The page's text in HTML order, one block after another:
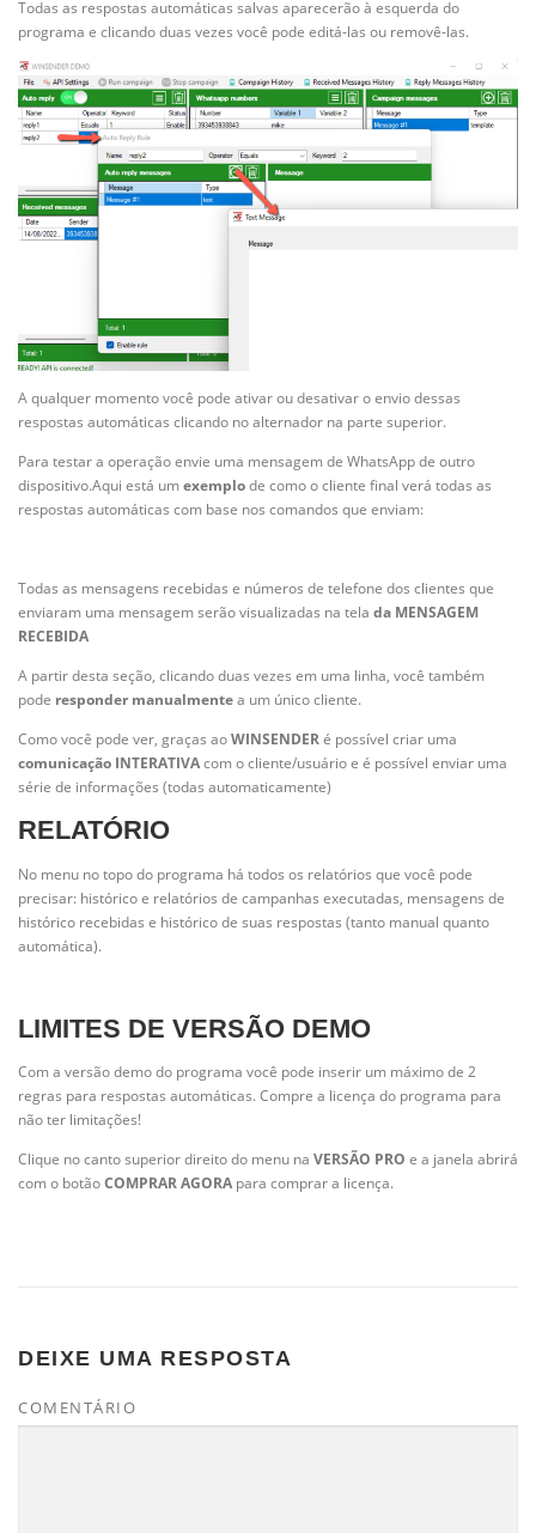
Todas as respostas automáticas salvas aparecerão à esquerda do
programa e clicando duas vezes você pode editá-las ou removê-las.
A qualquer momento você pode ativar ou desativar o envio dessas
respostas automáticas clicando no alternador na parte superior.
Para testar a operação envie uma mensagem de WhatsApp de outro
dispositivo.Aqui está umexemplode como o cliente final verá todas as
respostas automáticas com base nos comandos que enviam:
Todas as mensagens recebidas e números de telefone dos clientes que
enviaram uma mensagem serão visualizadas na tela da MENSAGEM
RECEBIDA
A partir desta seção, clicando duas vezes em uma linha, você também
pode responder manualmentea um único cliente.
Como você pode ver, graças aoWINSENDERé possível criar uma
comunicação INTERATIVAcom o cliente/usuário e é possível enviar uma
série de informações (todas automaticamente)
RELATÓRIO
No menu no topo do programa há todos os relatórios que você pode
precisar: histórico e relatórios de campanhas executadas, mensagens de
histórico recebidas e histórico de suas respostas (tanto manual quanto
automática).
LIMITES DE VERSÃO DEMO
Com a versão demo do programa você pode inserir um máximo de 2
regras para respostas automáticas. Compre a licença do programa para
não ter limitações!
Clique no canto superior direito do menu na VERSÃO PRO e a janela abrirá
com o botãoCOMPRAR AGORA para comprar a licença.
DEIXE UMA RESPOSTA
COMENTÁRIO